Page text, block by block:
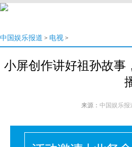
中国娱乐报道 > 电视 >
小屏创作讲好祖孙故事
来源： 中国娱乐报